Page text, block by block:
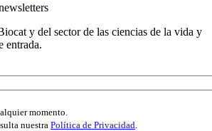
y del sector de las ciencias de la vida y
entrada.
momento.
nuestra Política de Privacidad